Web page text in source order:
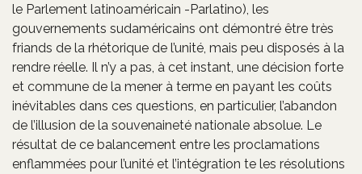
le Parlement latinoaméricain -Parlatino), les
gouvernements sudaméricains ont démontré être très
friands de la rhétorique de l’unité, mais peu disposés à la
rendre réelle. Il n’y a pas, à cet instant, une décision forte
et commune de la mener à terme en payant les coûts
inévitables dans ces questions, en particulier, l’abandon
de l’illusion de la souvenaineté nationale absolue. Le
résultat de ce balancement entre les proclamations
enflammées pour l’unité et l’intégration te les résolutions